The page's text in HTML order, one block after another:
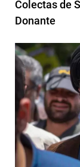
Colectas de
Donante